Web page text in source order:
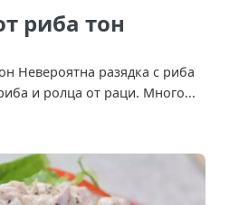
риба тон
Невероятна разядка с риба
и ролца от раци. Много...